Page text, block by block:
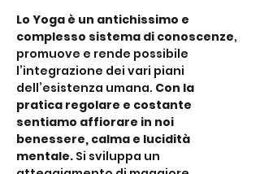
Lo Yoga è un antichissimo e
complesso sistema di conoscenze,
promuove e rende possibile
l’integrazione dei vari piani
dell’esistenza umana. Con la
pratica regolare e costante
sentiamo affiorare in noi
benessere, calma e lucidità
mentale. Si sviluppa un